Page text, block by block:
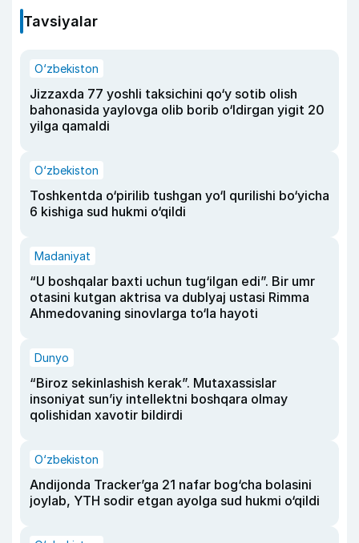
Tavsiyalar
O‘zbekiston
Jizzaxda 77 yoshli taksichini qo‘y sotib olish
bahonasida yaylovga olib borib o‘ldirgan yigit 20
yilga qamaldi
O‘zbekiston
Toshkentda o‘pirilib tushgan yo‘l qurilishi bo‘yicha
6 kishiga sud hukmi o‘qildi
Madaniyat
“U boshqalar baxti uchun tug‘ilgan edi”. Bir umr
otasini kutgan aktrisa va dublyaj ustasi Rimma
Ahmedovaning sinovlarga to‘la hayoti
Dunyo
“Biroz sekinlashish kerak”. Mutaxassislar
insoniyat sun’iy intellektni boshqara olmay
qolishidan xavotir bildirdi
O‘zbekiston
Andijonda Tracker’ga 21 nafar bog‘cha bolasini
joylab, YTH sodir etgan ayolga sud hukmi o‘qildi